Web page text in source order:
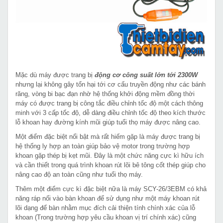
Mặc dù máy được trang bị động cơ công suất lớn tới 2300W
nhưng lại không gây tổn hại tới cơ cấu truyền động như các bánh
răng, vòng bi bạc đạn nhờ hệ thống khởi động mềm đồng thời
máy có được trang bị công tắc điều chỉnh tốc độ một cách thông
minh với 3 cấp tốc độ, dễ dàng điều chỉnh tốc độ theo kích thước
lỗ khoan hay đường kính mũi giúp tuổi thọ máy được nâng cao.
Một điểm đặc biệt nổi bật mà rất hiếm gặp là máy được trang bị
hệ thống ly hợp an toàn giúp bảo vệ motor trong trường hợp
khoan gặp thép bị kẹt mũi. Đây là một chức năng cực kì hữu ích
và cần thiết trong quá trình khoan rút lõi bê tông cốt thép giúp cho
nâng cao độ an toàn cũng như tuổi thọ máy.
Thêm một điểm cực kì đặc biệt nữa là máy SCY-26/3EBM có khả
năng ráp nối vào bàn khoan để sử dụng như một máy khoan rút
lõi dạng để bàn nhằm mục đích cải thiện tính chính xác của lỗ
khoan (Trong trường hợp yêu cầu khoan vị trí chính xác) cũng